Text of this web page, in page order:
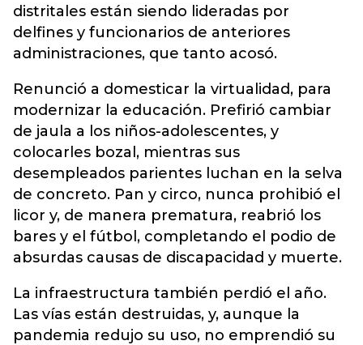
distritales están siendo lideradas por
delfines y funcionarios de anteriores
administraciones, que tanto acosó.
Renunció a domesticar la virtualidad, para
modernizar la educación. Prefirió cambiar
de jaula a los niños-adolescentes, y
colocarles bozal, mientras sus
desempleados parientes luchan en la selva
de concreto. Pan y circo, nunca prohibió el
licor y, de manera prematura, reabrió los
bares y el fútbol, completando el podio de
absurdas causas de discapacidad y muerte.
La infraestructura también perdió el año.
Las vías están destruidas, y, aunque la
pandemia redujo su uso, no emprendió su